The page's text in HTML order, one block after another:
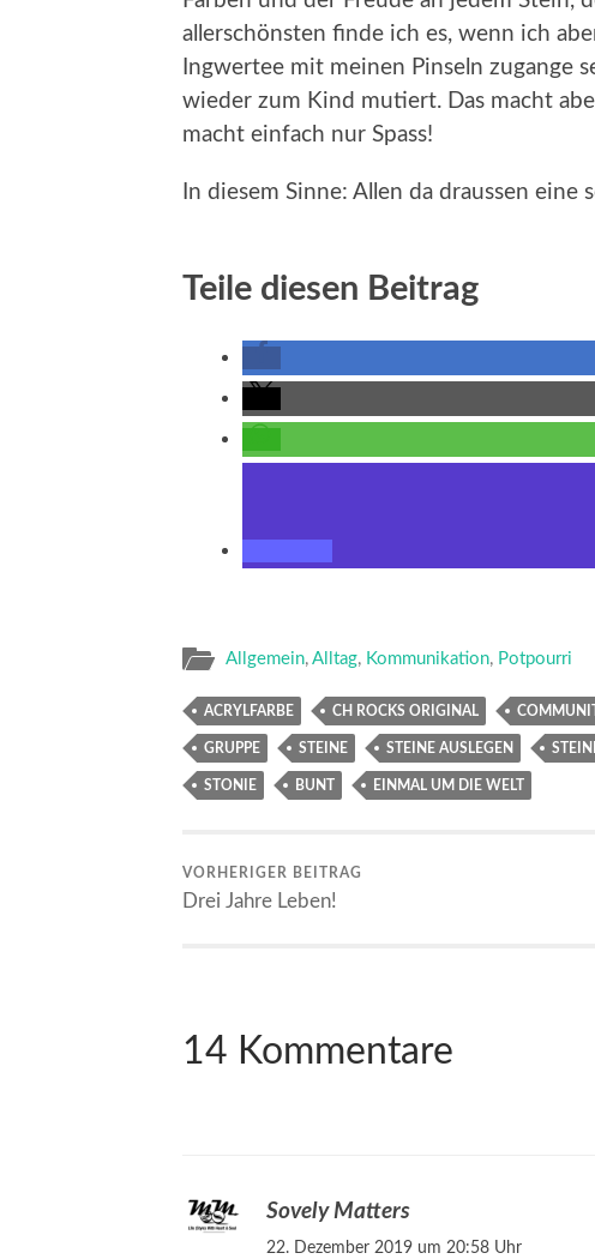
allerschönsten finde ich es, wenn ich
Ingwertee mit meinen Pinseln zugange
wieder zum Kind mutiert. Das macht
macht einfach nur Spass!
In diesem Sinne: Allen da draussen eine
Teile diesen Beitrag
Allgemein, Alltag, Kommunikation, Potpourri
ACRYLFARBE CH ROCKS ORIGINAL
GRUPPE STEINE STEINE AUSLEGEN
STONIE BUNT EINMAL UM DIE WELT
VORHERIGER BEITRAG
Drei Jahre Leben!
14 Kommentare
Sovely Matters
22. Dezember 2019 um 20:58 Uhr